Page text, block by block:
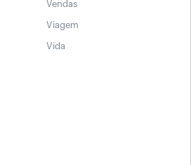
Vendas
Viagem
Vida